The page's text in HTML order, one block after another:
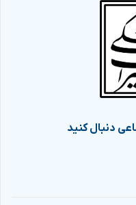
دنبال کنید